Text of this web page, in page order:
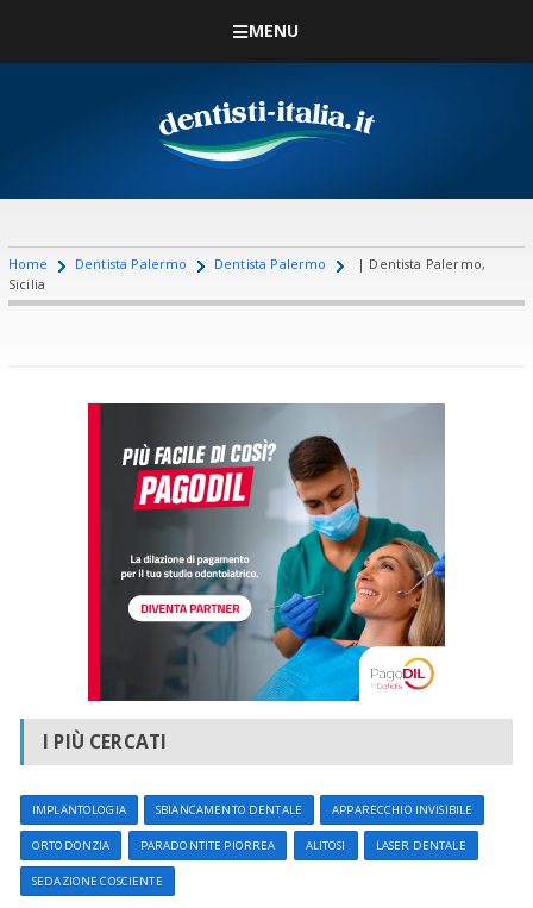
MENU
Home Dentista Palermo Dentista Palermo
| Dentista Palermo,
Sicilia
I PIÙ CERCATI
IMPLANTOLOGIA SBIANCAMENTO DENTALE APPARECCHIO INVISIBILE
ORTODONZIA PARADONTITE PIORREA ALITOSI LASER DENTALE
SEDAZIONE COSCIENTE